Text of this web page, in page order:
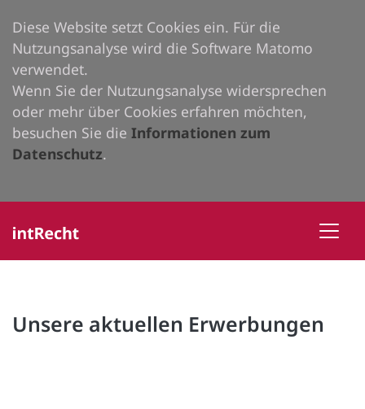
Diese Website setzt Cookies ein. Für die
Nutzungsanalyse wird die Software Matomo
verwendet.
Wenn Sie der Nutzungsanalyse widersprechen
oder mehr über Cookies erfahren möchten,
besuchen Sie die Informationen zum
Datenschutz.
Unsere aktuellen Erwerbungen